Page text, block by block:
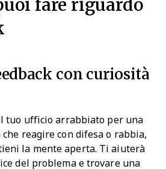
con curiosità
tuo ufficio arrabbiato per una
reagire con difesa o rabbia,
la mente aperta. Ti aiuterà
del problema e trovare una